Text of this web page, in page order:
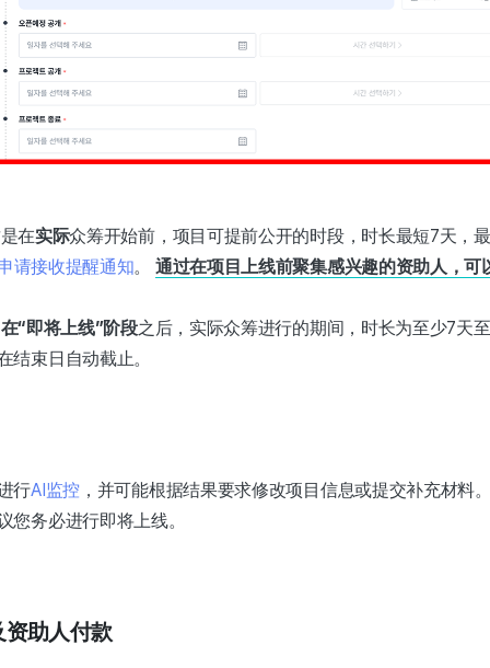
在实际众筹开始前，项目可提前公开的时段，时长最短7天，
请接收提醒通知。 通过在项目上线前聚集感兴趣的资助人，可
在“即将上线”阶段之后，实际众筹进行的期间，时长为至少7天
结束日自动截止。
行AI监控 ，并可能根据结果要求修改项目信息或提交补充材料
您务必进行即将上线。
资助人付款